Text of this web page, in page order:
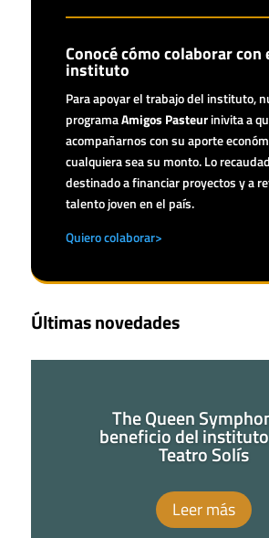
Conocé cómo colaborar con
instituto
Para apoyar el trabajo del instituto,
programaAmigos Pasteur inivita a
acompañarnos con su aporte
cualquiera sea su monto. Lo
destinado a financiar proyectos y a
talento joven en el país.
Quiero colaborar>
Últimas novedades
The Queen
beneficio del
Teatro Solís
Leer más